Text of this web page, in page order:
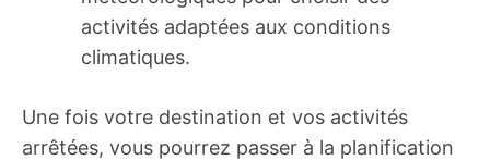
activités adaptées aux conditions
climatiques.
Une fois votre destination et vos activités
arrêtées, vous pourrez passer à la planification